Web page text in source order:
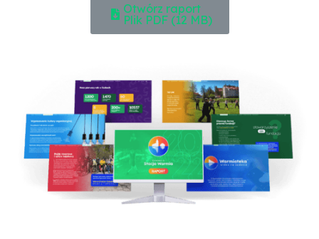
Otwórz raport
Plik PDF (12 MB)